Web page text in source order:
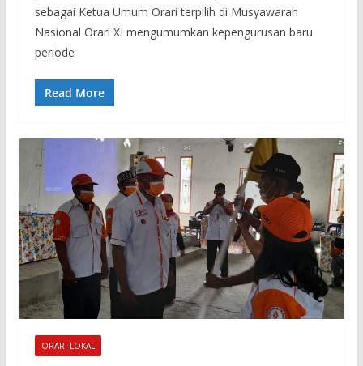
sebagai Ketua Umum Orari terpilih di Musyawarah
Nasional Orari XI mengumumkan kepengurusan baru
periode
Read More
ORARI LOKAL